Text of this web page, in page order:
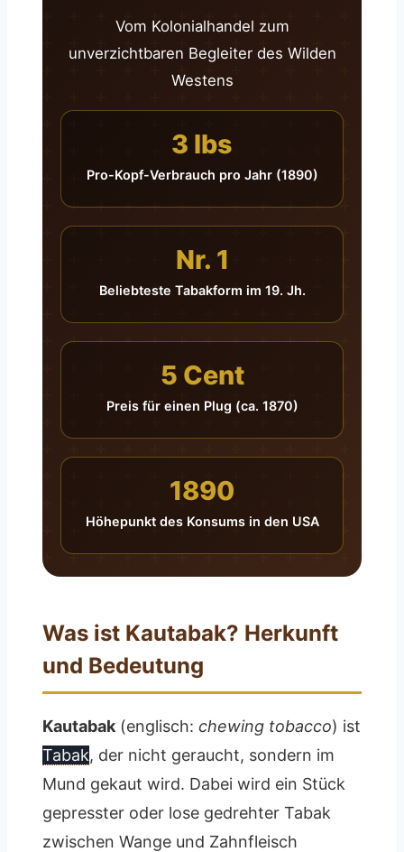
Vom Kolonialhandel zum
unverzichtbaren Begleiter des Wilden
Westens
3 lbs
Pro-Kopf-Verbrauch pro Jahr (1890)
Nr. 1
Beliebteste Tabakform im 19. Jh.
5 Cent
Preis für einen Plug (ca. 1870)
1890
Höhepunkt des Konsums in den USA
Was ist Kautabak? Herkunft
und Bedeutung
Kautabak (englisch: chewing tobacco) ist
Tabak, der nicht geraucht, sondern im
Mund gekaut wird. Dabei wird ein Stück
gepresster oder lose gedrehter Tabak
zwischen Wange und Zahnfleisch